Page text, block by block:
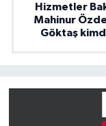
Hizmetler
Mahinur
Göktaş